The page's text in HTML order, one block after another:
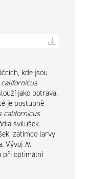
kde jsou
jako potrava.
je postupně
californicus
svilušek.
zatímco larvy
Vývoj N.
při optimální